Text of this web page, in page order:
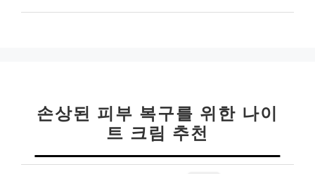
손상된 피부 복구를 위한 나이
트 크림 추천